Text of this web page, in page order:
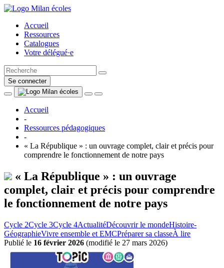
Accueil
Ressources
Catalogues
Votre délégué·e
Se connecter
Accueil
-
Ressources pédagogiques
-
« La République » : un ouvrage complet, clair et précis pour
comprendre le fonctionnement de notre pays
« La République » : un ouvrage
complet, clair et précis pour comprendre
le fonctionnement de notre pays
Cycle 2Cycle 3Cycle 4ActualitéDécouvrir le mondeHistoire-
GéographieVivre ensemble et EMCPréparer sa classeÀ lire
Publié le 16 février 2026 (modifié le 27 mars 2026)